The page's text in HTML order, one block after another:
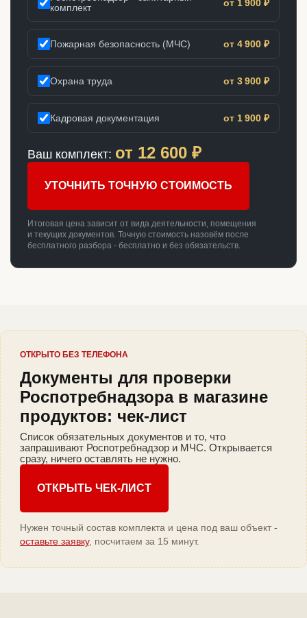
комплект
от 1 900 ₽
Пожарная безопасность (МЧС) от 4 900 ₽
Охрана труда от 3 900 ₽
Кадровая документация от 1 900 ₽
Ваш комплект: от 12 600 ₽
УТОЧНИТЬ ТОЧНУЮ СТОИМОСТЬ
Итоговая цена зависит от вида деятельности, помещения
и текущих документов. Точную стоимость назовём после
бесплатного разбора - бесплатно и без обязательств.
ОТКРЫТО БЕЗ ТЕЛЕФОНА
Документы для проверки
Роспотребнадзора в магазине
продуктов: чек-лист
Список обязательных документов и то, что
запрашивают Роспотребнадзор и МЧС. Открывается
сразу, ничего оставлять не нужно.
ОТКРЫТЬ ЧЕК-ЛИСТ
Нужен точный состав комплекта и цена под ваш объект -
оставьте заявку, посчитаем за 15 минут.